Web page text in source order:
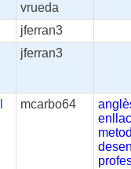
vrueda
jferran3
jferran3
mcarbo64